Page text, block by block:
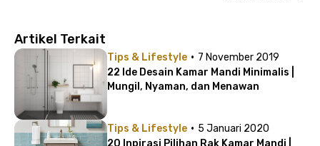
Artikel Terkait
Tips & Lifestyle · 7 November 2019
22 Ide Desain Kamar Mandi Minimalis |
Mungil, Nyaman, dan Menawan
Tips & Lifestyle · 5 Januari 2020
20 Inpirasi Pilihan Rak Kamar Mandi |